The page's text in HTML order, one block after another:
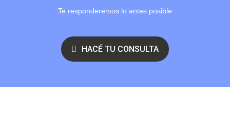
Te responderemos lo antes posible
HACÉ TU CONSULTA